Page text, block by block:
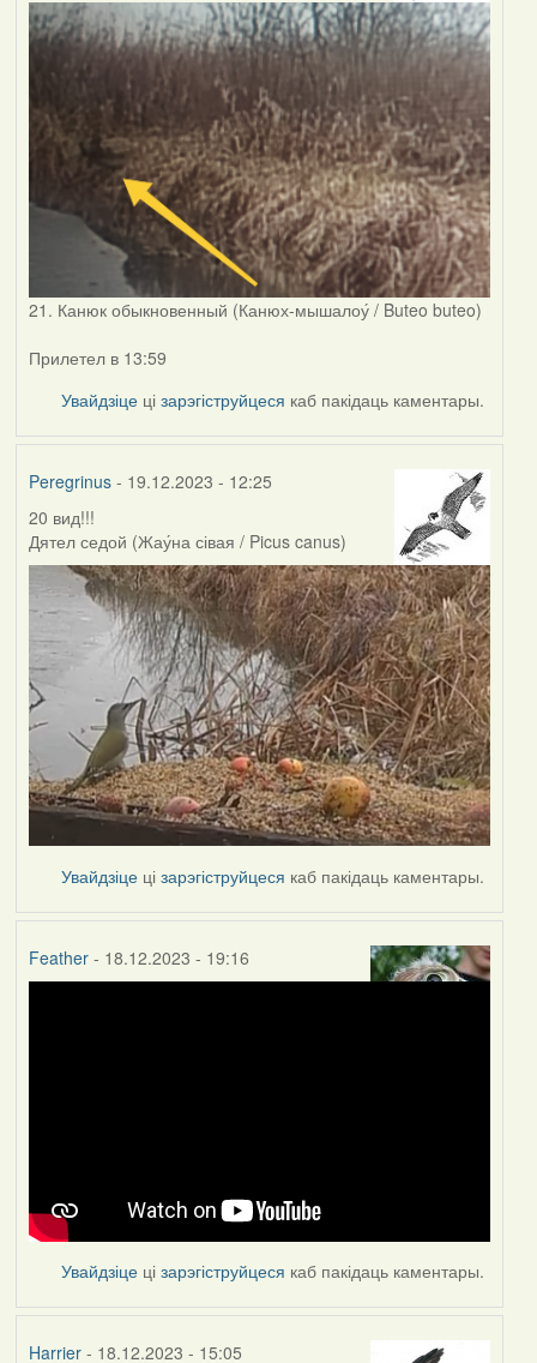
21. Канюк обыкновенный (Канюх-мышалоу́ / Buteo buteo)
Прилетел в 13:59
Увайдзіце цізарэгіструйцеся каб пакідаць каментары.
Peregrinus- 19.12.2023 - 12:25
20 вид!!!
Дятел седой (Жау́на сівая / Picus canus)
Увайдзіце цізарэгіструйцеся каб пакідаць каментары.
Feather- 18.12.2023 - 19:16
Увайдзіце цізарэгіструйцеся каб пакідаць каментары.
Harrier- 18.12.2023 - 15:05